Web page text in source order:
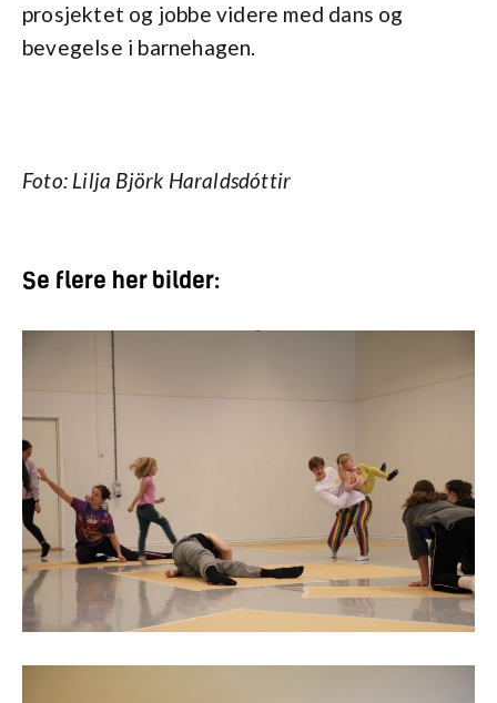
prosjektet og jobbe videre med dans og
bevegelse i barnehagen.
Foto: Lilja Björk Haraldsdóttir
Se flere her bilder: